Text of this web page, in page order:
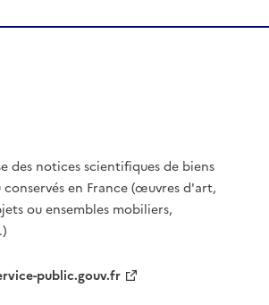
des notices scientifiques de biens
en France (œuvres d'art,
ou ensembles mobiliers,
public.gouv.fr